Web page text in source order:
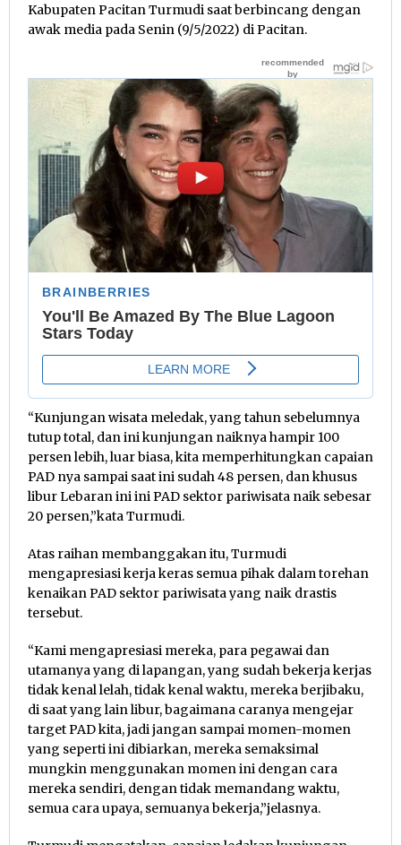
Kabupaten Pacitan Turmudi saat berbincang dengan
awak media pada Senin (9/5/2022) di Pacitan.
“Kunjungan wisata meledak, yang tahun sebelumnya
tutup total, dan ini kunjungan naiknya hampir 100
persen lebih, luar biasa, kita memperhitungkan capaian
PAD nya sampai saat ini sudah 48 persen, dan khusus
libur Lebaran ini ini PAD sektor pariwisata naik sebesar
20 persen,”kata Turmudi.
Atas raihan membanggakan itu, Turmudi
mengapresiasi kerja keras semua pihak dalam torehan
kenaikan PAD sektor pariwisata yang naik drastis
tersebut.
“Kami mengapresiasi mereka, para pegawai dan
utamanya yang di lapangan, yang sudah bekerja kerjas
tidak kenal lelah, tidak kenal waktu, mereka berjibaku,
di saat yang lain libur, bagaimana caranya mengejar
target PAD kita, jadi jangan sampai momen-momen
yang seperti ini dibiarkan, mereka semaksimal
mungkin menggunakan momen ini dengan cara
mereka sendiri, dengan tidak memandang waktu,
semua cara upaya, semuanya bekerja,”jelasnya.